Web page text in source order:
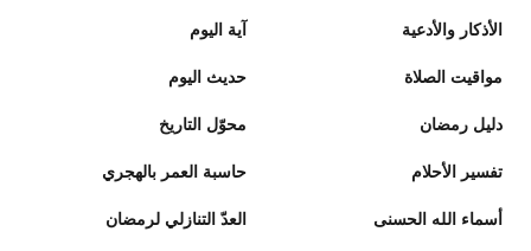
الأذكار والأدعية
مواقيت الصلاة
دليل رمضان
تفسير الأحلام
أسماء الله الحسنى
آية اليوم
حديث اليوم
محوّل التاريخ
حاسبة العمر بالهجري
العدّ التنازلي لرمضان